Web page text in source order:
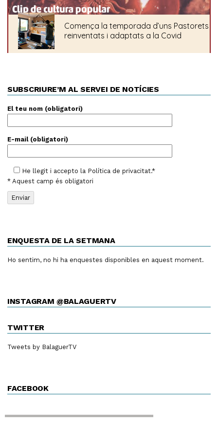
SUBSCRIURE’M AL SERVEI DE NOTÍCIES
El teu nom (obligatori)
E-mail (obligatori)
He llegit i accepto la Política de privacitat.*
* Aquest camp és obligatori
ENQUESTA DE LA SETMANA
Ho sentim, no hi ha enquestes disponibles en aquest moment.
INSTAGRAM @BALAGUERTV
TWITTER
Tweets by BalaguerTV
FACEBOOK